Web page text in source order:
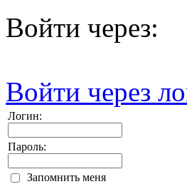
Войти через:
Войти через
Логин:
Пароль:
Запомнить меня